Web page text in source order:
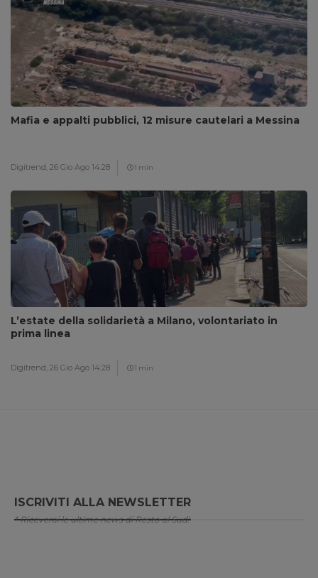
Mafia e appalti pubblici, 12 misure cautelari a Messina
Digitrend, 26 Gio Ago 14:28 1 min
L’estate della solidarietà a Milano, volontariato in
prima linea
Digitrend, 26 Gio Ago 14:28 1 min
ISCRIVITI ALLA NEWSLETTER
* Riceverai le ultime news di Resto al Sud!